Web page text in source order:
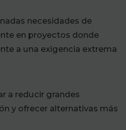
necesidades de
en proyectos donde
a una exigencia extrema
a reducir grandes
y ofrecer alternativas más